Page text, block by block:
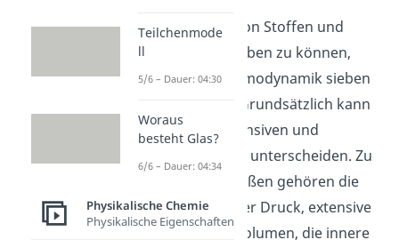
Um den Zustand von Stoffen und
Systemen beschreiben zu können,
gibt es in der Thermodynamik sieben
Zustandsgrößen. Grundsätzlich kann
man zwischen intensiven und
extensiven Größen unterscheiden. Zu
den intensiven Größen gehören die
Temperatur und der Druck, extensive
Größen sind das Volumen, die innere
Teilchenmode
ll
5/6 – Dauer: 04:30
Woraus
besteht Glas?
6/6 – Dauer: 04:34
Physikalische Chemie
Physikalische Eigenschaften